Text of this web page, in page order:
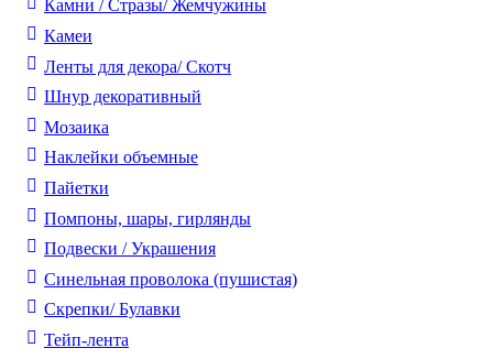
Камни / Cтразы/ Жемчужины
Камеи
Ленты для декора/ Скотч
Шнур декоративный
Мозаика
Наклейки объемные
Пайетки
Помпоны, шары, гирлянды
Подвески / Украшения
Синельная проволока (пушистая)
Скрепки/ Булавки
Тейп-лента